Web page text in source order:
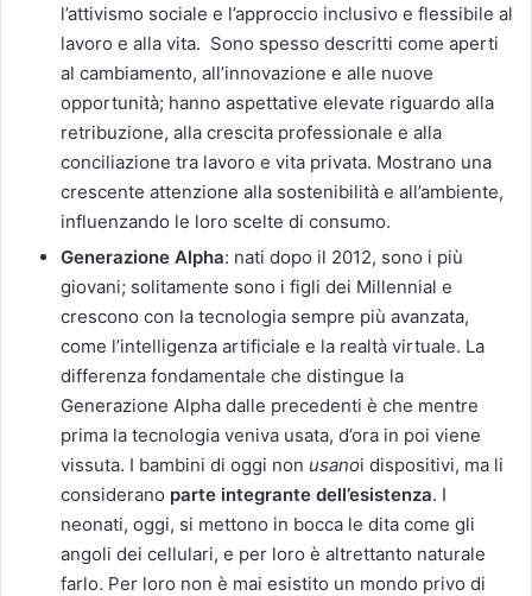
l’attivismo sociale e l’approccio inclusivo e flessibile al
lavoro e alla vita. Sono spesso descritti come aperti
al cambiamento, all’innovazione e alle nuove
opportunità; hanno aspettative elevate riguardo alla
retribuzione, alla crescita professionale e alla
conciliazione tra lavoro e vita privata. Mostrano una
crescente attenzione alla sostenibilità e all’ambiente,
influenzando le loro scelte di consumo.
Generazione Alpha: nati dopo il 2012, sono i più
giovani; solitamente sono i figli dei Millennial e
crescono con la tecnologia sempre più avanzata,
come l’intelligenza artificiale e la realtà virtuale. La
differenza fondamentale che distingue la
Generazione Alpha dalle precedenti è che mentre
prima la tecnologia veniva usata, d’ora in poi viene
vissuta. I bambini di oggi non usanoi dispositivi, ma li
considerano parte integrante dell’esistenza. I
neonati, oggi, si mettono in bocca le dita come gli
angoli dei cellulari, e per loro è altrettanto naturale
farlo. Per loro non è mai esistito un mondo privo di